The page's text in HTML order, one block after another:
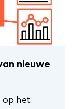
nieuwe
op het